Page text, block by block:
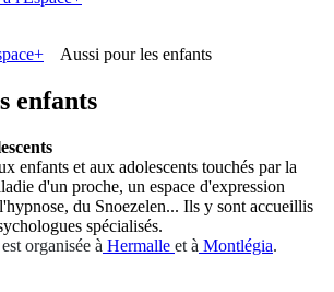
Aussi pour les enfants
enfants
enfants et aux adolescents touchés par la
d'un proche, un espace d'expression
du Snoezelen... Ils y sont accueillis
spécialisés.
organisée à Hermalle et à Montlégia.